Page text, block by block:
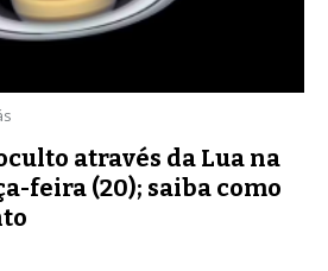
através da Lua na
feira (20); saiba como